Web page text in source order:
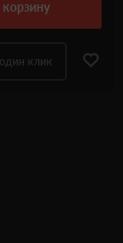
в корзину
клик